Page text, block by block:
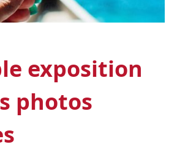
exposition
photos